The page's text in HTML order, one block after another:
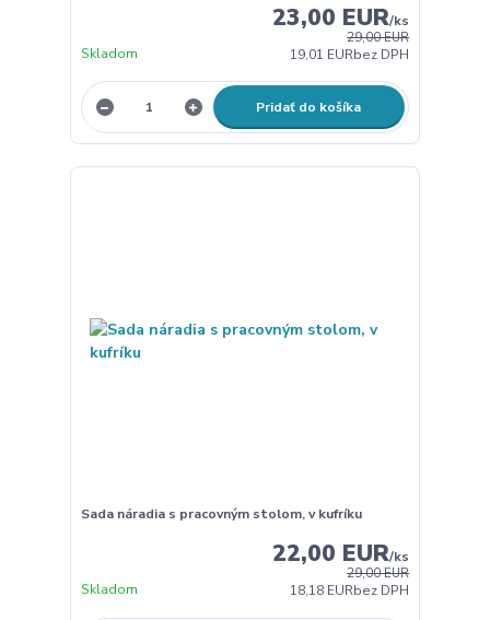
29,00 EUR
23,00 EUR/ks
19,01 EURbez DPH
Skladom
Pridať do košíka
Sada náradia s pracovným stolom, v kufríku
29,00 EUR
22,00 EUR/ks
18,18 EURbez DPH
Skladom